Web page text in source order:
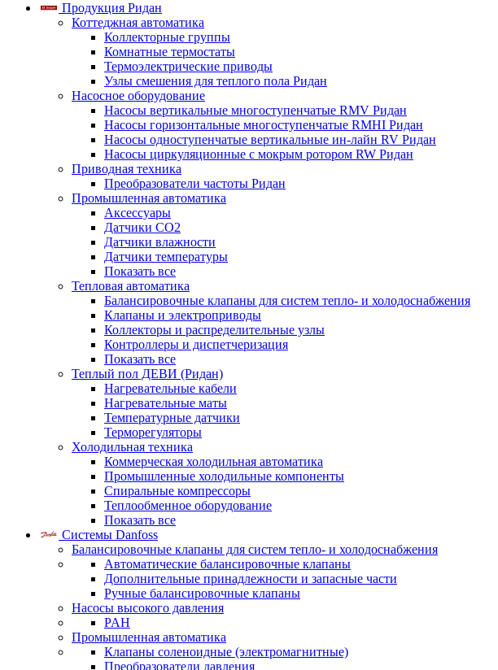
Продукция Ридан
Коттеджная автоматика
Коллекторные группы
Комнатные термостаты
Термоэлектрические приводы
Узлы смешения для теплого пола Ридан
Насосное оборудование
Насосы вертикальные многоступенчатые RMV Ридан
Насосы горизонтальные многоступенчатые RMHI Ридан
Насосы одноступенчатые вертикальные ин-лайн RV Ридан
Насосы циркуляционные с мокрым ротором RW Ридан
Приводная техника
Преобразователи частоты Ридан
Промышленная автоматика
Аксессуары
Датчики CO2
Датчики влажности
Датчики температуры
Показать все
Тепловая автоматика
Балансировочные клапаны для систем тепло- и холодоснабжения
Клапаны и электроприводы
Коллекторы и распределительные узлы
Контроллеры и диспетчеризация
Показать все
Теплый пол ДЕВИ (Ридан)
Нагревательные кабели
Нагревательные маты
Температурные датчики
Терморегуляторы
Холодильная техника
Коммерческая холодильная автоматика
Промышленные холодильные компоненты
Спиральные компрессоры
Теплообменное оборудование
Показать все
Системы Danfoss
Балансировочные клапаны для систем тепло- и холодоснабжения
Автоматические балансировочные клапаны
Дополнительные принадлежности и запасные части
Ручные балансировочные клапаны
Насосы высокого давления
PAH
Промышленная автоматика
Клапаны соленоидные (электромагнитные)
Преобразователи давления